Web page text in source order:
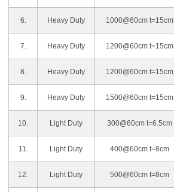
6. Heavy Duty 1000@60cm t=15cm
7. Heavy Duty 1200@60cm t=15cm
8. Heavy Duty 1200@60cm t=15cm
9. Heavy Duty 1500@60cm t=15cm
10. Light Duty 300@60cm t=6.5cm
11. Light Duty 400@60cm t=8cm
12. Light Duty 500@60cm t=8cm